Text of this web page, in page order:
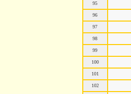
95
96
97
98
99
100
101
102